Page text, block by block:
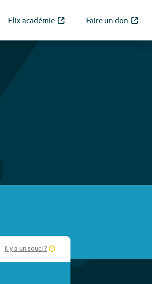
Elix académie Faire un don
Il y a un souci ?